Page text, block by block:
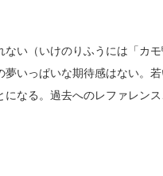
い（いけのりふうには「カ
いっぱいな期待感はない。
なる。過去へのレファレン